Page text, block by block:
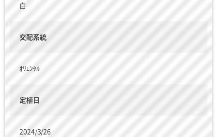
白
交配系統
ｵﾘｴﾝﾀﾙ
定植日
2024/3/26